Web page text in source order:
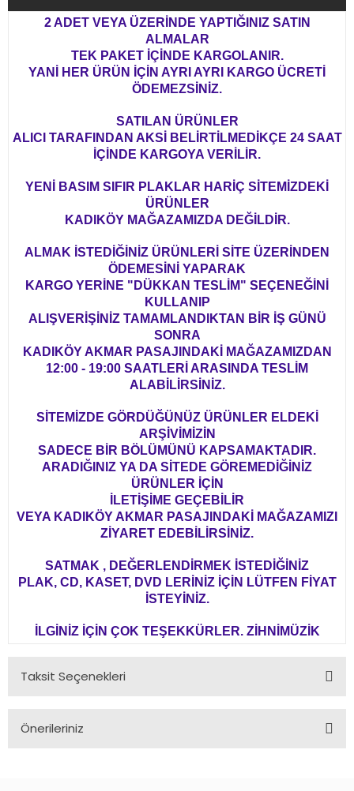
2 ADET VEYA ÜZERİNDE YAPTIĞINIZ SATIN
ALMALAR
TEK PAKET İÇİNDE KARGOLANIR.
YANİ HER ÜRÜN İÇİN AYRI AYRI KARGO ÜCRETİ
ÖDEMEZSİNİZ.
SATILAN ÜRÜNLER
ALICI TARAFINDAN AKSİ BELİRTİLMEDİKÇE 24 SAAT
İÇİNDE KARGOYA VERİLİR.
YENİ BASIM SIFIR PLAKLAR HARİÇ SİTEMİZDEKİ
ÜRÜNLER
KADIKÖY MAĞAZAMIZDA DEĞİLDİR.
ALMAK İSTEDİĞİNİZ ÜRÜNLERİ SİTE ÜZERİNDEN
ÖDEMESİNİ YAPARAK
KARGO YERİNE "DÜKKAN TESLİM" SEÇENEĞİNİ
KULLANIP
ALIŞVERİŞİNİZ TAMAMLANDIKTAN BİR İŞ GÜNÜ
SONRA
KADIKÖY AKMAR PASAJINDAKİ MAĞAZAMIZDAN
12:00 - 19:00 SAATLERİ ARASINDA TESLİM
ALABİLİRSİNİZ.
SİTEMİZDE GÖRDÜĞÜNÜZ ÜRÜNLER ELDEKİ
ARŞİVİMİZİN
SADECE BİR BÖLÜMÜNÜ KAPSAMAKTADIR.
ARADIĞINIZ YA DA SİTEDE GÖREMEDİĞİNİZ
ÜRÜNLER İÇİN
İLETİŞİME GEÇEBİLİR
VEYA KADIKÖY AKMAR PASAJINDAKİ MAĞAZAMIZI
ZİYARET EDEBİLİRSİNİZ.
SATMAK , DEĞERLENDİRMEK İSTEDİĞİNİZ
PLAK, CD, KASET, DVD LERİNİZ İÇİN LÜTFEN FİYAT
İSTEYİNİZ.
İLGİNİZ İÇİN ÇOK TEŞEKKÜRLER. ZİHNİMÜZİK
Taksit Seçenekleri
Önerileriniz